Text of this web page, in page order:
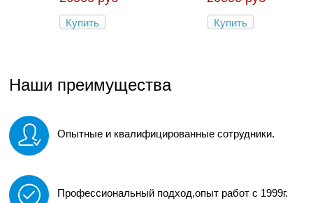
Купить Купить
Наши преимущества
Опытные и квалифицированные сотрудники.
Профессиональный подход,опыт работ с 1999г.